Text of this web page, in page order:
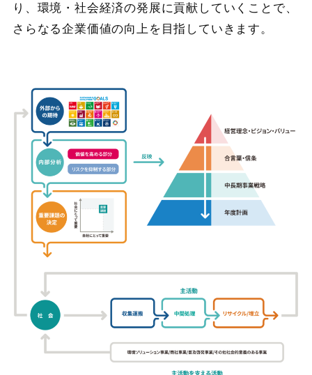
り、環境・社会経済の発展に貢献していくことで、
さらなる企業価値の向上を目指していきます。